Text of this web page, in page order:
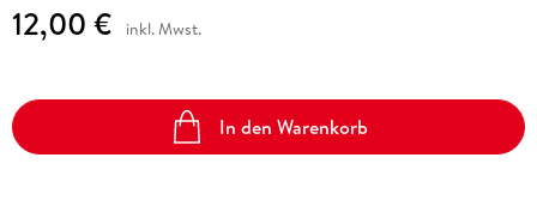
12,00 € inkl. Mwst.
In den Warenkorb